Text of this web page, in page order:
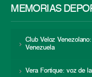
MEMORIAS
Club Veloz
Venezuela
Vera Fortique: voz de